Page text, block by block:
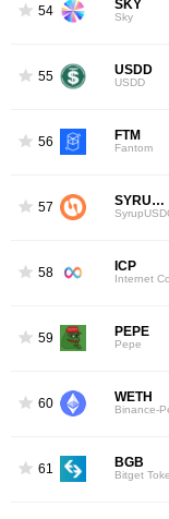
54 SKY
Sky
55 USDD
USDD
56 FTM
Fantom
57 SYRUPUSDC
58 ICP
Internet
59 PEPE
Pepe
60 WETH
Binance-
61 BGB
Bitget